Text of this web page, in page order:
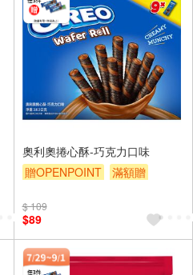
奧利奧捲心酥-巧克力口味
贈OPENPOINT
滿額贈
$ 109
$89